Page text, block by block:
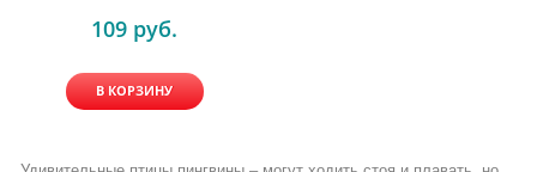
109 руб.
В КОРЗИНУ